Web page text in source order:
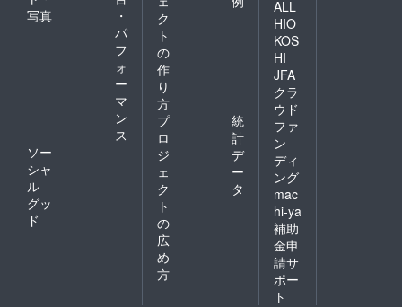
写真
・
パ
フ
ォ
ー
マ
ン
ス
ソー
シャ
ル
グッ
ド
ク
ト
の
作
り
方
プ
ロ
ジ
ェ
ク
ト
の
広
め
方
統
計
デ
ー
タ
ALL
HIO
KOS
HI
JFA
クラ
ウド
ファ
ン
ディ
ング
mac
hi-ya
補助
金申
請サ
ポー
ト